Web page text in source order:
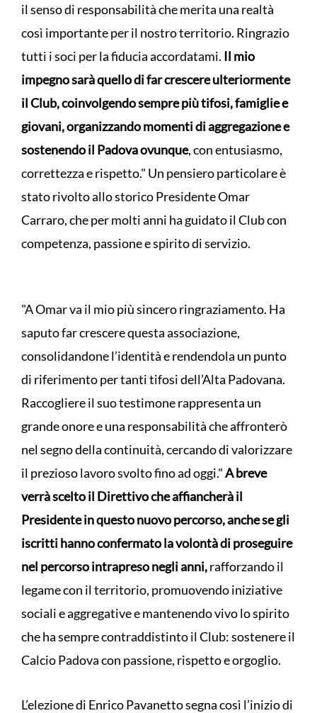
il senso di responsabilità che merita una realtà
così importante per il nostro territorio. Ringrazio
tutti i soci per la fiducia accordatami. Il mio
impegno sarà quello di far crescere ulteriormente
il Club, coinvolgendo sempre più tifosi, famiglie e
giovani, organizzando momenti di aggregazione e
sostenendo il Padova ovunque, con entusiasmo,
correttezza e rispetto." Un pensiero particolare è
stato rivolto allo storico Presidente Omar
Carraro, che per molti anni ha guidato il Club con
competenza, passione e spirito di servizio.
"A Omar va il mio più sincero ringraziamento. Ha
saputo far crescere questa associazione,
consolidandone l’identità e rendendola un punto
di riferimento per tanti tifosi dell’Alta Padovana.
Raccogliere il suo testimone rappresenta un
grande onore e una responsabilità che affronterò
nel segno della continuità, cercando di valorizzare
il prezioso lavoro svolto fino ad oggi."A breve
verrà scelto il Direttivo che affiancherà il
Presidente in questo nuovo percorso, anche se gli
iscritti hanno confermato la volontà di proseguire
nel percorso intrapreso negli anni,rafforzando il
legame con il territorio, promuovendo iniziative
sociali e aggregative e mantenendo vivo lo spirito
che ha sempre contraddistinto il Club: sostenere il
Calcio Padova con passione, rispetto e orgoglio.
L’elezione di Enrico Pavanetto segna così l’inizio di